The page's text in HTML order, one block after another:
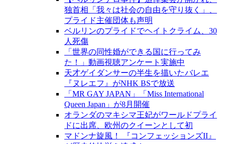
独首相「我々は社会の自由を守り抜く」、
プライド主催団体も声明
ベルリンのプライドでヘイトクライム、30
人死傷
「世界の同性婚ができる国に行ってみ
た！」動画視聴アンケート実施中
天才ゲイダンサーの半生を描いたバレエ
『ヌレエフ』がNHK BSで放送
「MR GAY JAPAN」「Miss International
Queen Japan」が8月開催
オランダのマキシマ王妃がワールドプライ
ドに出席、欧州のクイーンとして初
マドンナ旋風！ 『コンフェッションズII』